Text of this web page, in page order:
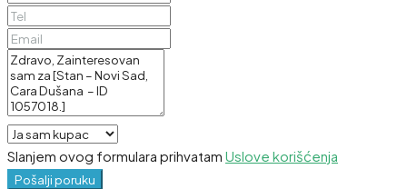
Slanjem ovog formulara prihvatam Uslove korišćenja
Pošalji poruku